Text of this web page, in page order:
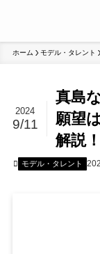
ホーム モデル・タレント
真島
願望
解説！
2024
9/11
モデル・タレント